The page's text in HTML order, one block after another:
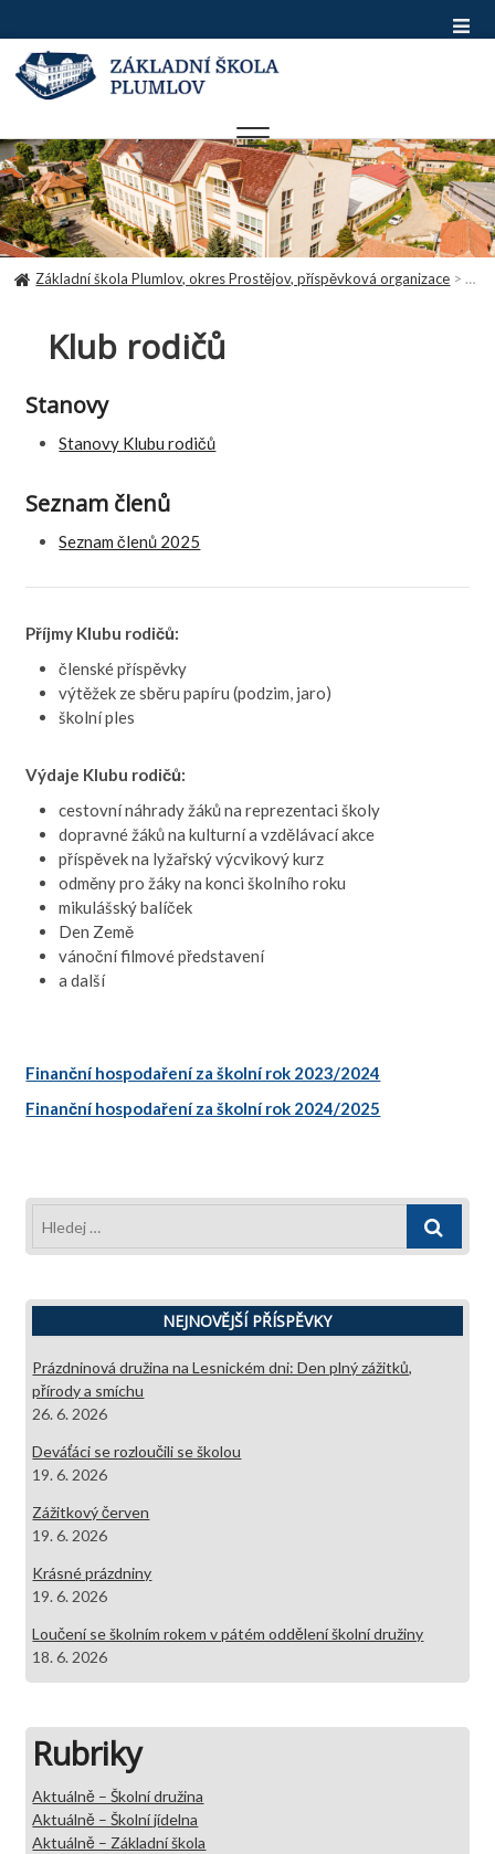
to
content
Základní škola Plumlov, okres Prostějov, příspěvková organizace >
Klub rodičů
Stanovy
Stanovy Klubu rodičů
Seznam členů
Seznam členů 2025
Příjmy Klubu rodičů:
členské příspěvky
výtěžek ze sběru papíru (podzim, jaro)
školní ples
Výdaje Klubu rodičů:
cestovní náhrady žáků na reprezentaci školy
dopravné žáků na kulturní a vzdělávací akce
příspěvek na lyžařský výcvikový kurz
odměny pro žáky na konci školního roku
mikulášský balíček
Den Země
vánoční filmové představení
a další
Finanční hospodaření za školní rok 2023/2024
Finanční hospodaření za školní rok 2024/2025
Hledej
NEJNOVĚJŠÍ PŘÍSPĚVKY
Prázdninová družina na Lesnickém dni: Den plný zážitků,
přírody a smíchu
26. 6. 2026
Deváťáci se rozloučili se školou
19. 6. 2026
Zážitkový červen
19. 6. 2026
Krásné prázdniny
19. 6. 2026
Loučení se školním rokem v pátém oddělení školní družiny
18. 6. 2026
Rubriky
Aktuálně – Školní družina
Aktuálně – Školní jídelna
Aktuálně – Základní škola